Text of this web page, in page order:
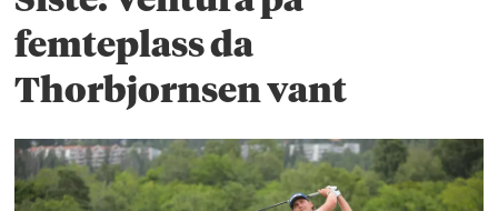
femteplass da
Thorbjornsen vant